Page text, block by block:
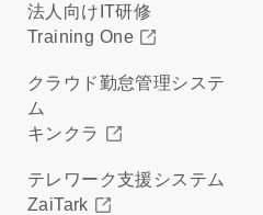
法人向けIT研修
Training One
クラウド勤怠管理システ
ム
キンクラ
テレワーク支援システム
ZaiTark